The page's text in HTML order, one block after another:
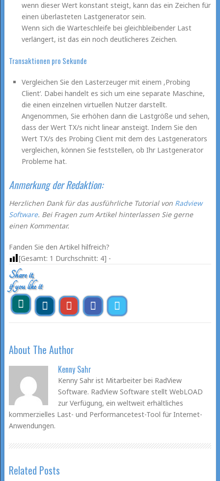
wenn dieser Wert konstant steigt, kann das ein Zeichen für
einen überlasteten Lastgenerator sein.
Wenn sich die Warteschleife bei gleichbleibender Last
verlängert, ist das ein noch deutlicheres Zeichen.
Transaktionen pro Sekunde
Vergleichen Sie den Lasterzeuger mit einem ‚Probing
Client‘. Dabei handelt es sich um eine separate Maschine,
die einen einzelnen virtuellen Nutzer darstellt.
Angenommen, Sie erhöhen dann die Lastgröße und sehen,
dass der Wert TX/s nicht linear ansteigt. Indem Sie den
Wert TX/s des Probing Client mit dem des Lastgenerators
vergleichen, können Sie feststellen, ob Ihr Lastgenerator
Probleme hat.
Anmerkung der Redaktion:
Herzlichen Dank für das ausführliche Tutorial von Radview
Software. Bei Fragen zum Artikel hinterlassen Sie gerne
einen Kommentar.
Fanden Sie den Artikel hilfreich?
[Gesamt: 1 Durchschnitt: 4] -
Share it,
if you like it
About The Author
Kenny Sahr
Kenny Sahr ist Mitarbeiter bei RadView
Software. RadView Software stellt WebLOAD
zur Verfügung, ein weltweit erhältliches
kommerzielles Last- und Performancetest-Tool für Internet-
Anwendungen.
Related Posts